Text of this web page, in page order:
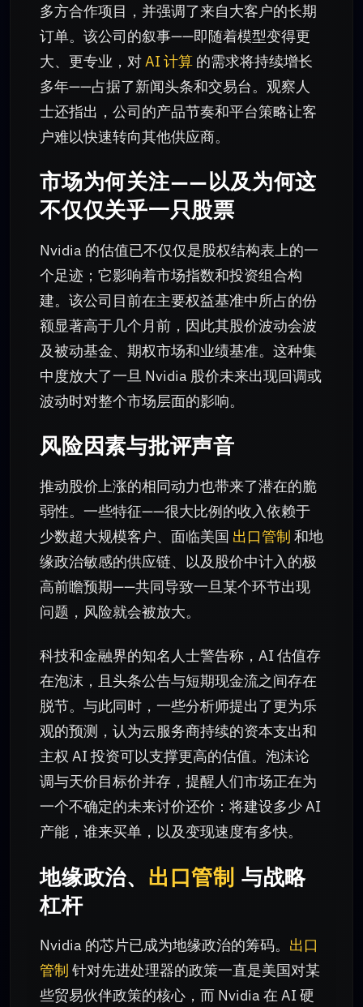
多方合作项目，并强调了来自大客户的长期
订单。该公司的叙事——即随着模型变得更
大、更专业，对AI 计算 的需求将持续增长
多年——占据了新闻头条和交易台。观察人
士还指出，公司的产品节奏和平台策略让客
户难以快速转向其他供应商。
市场为何关注——以及为何这
不仅仅关乎一只股票
Nvidia 的估值已不仅仅是股权结构表上的一
个足迹；它影响着市场指数和投资组合构
建。该公司目前在主要权益基准中所占的份
额显著高于几个月前，因此其股价波动会波
及被动基金、期权市场和业绩基准。这种集
中度放大了一旦 Nvidia 股价未来出现回调或
波动时对整个市场层面的影响。
风险因素与批评声音
推动股价上涨的相同动力也带来了潜在的脆
弱性。一些特征——很大比例的收入依赖于
少数超大规模客户、面临美国 出口管制 和地
缘政治敏感的供应链、以及股价中计入的极
高前瞻预期——共同导致一旦某个环节出现
问题，风险就会被放大。
科技和金融界的知名人士警告称，AI 估值存
在泡沫，且头条公告与短期现金流之间存在
脱节。与此同时，一些分析师提出了更为乐
观的预测，认为云服务商持续的资本支出和
主权 AI 投资可以支撑更高的估值。泡沫论
调与天价目标价并存，提醒人们市场正在为
一个不确定的未来讨价还价：将建设多少 AI
产能，谁来买单，以及变现速度有多快。
地缘政治、 出口管制 与战略
杠杆
Nvidia 的芯片已成为地缘政治的筹码。 出口
管制 针对先进处理器的政策一直是美国对某
些贸易伙伴政策的核心，而 Nvidia 在 AI 硬